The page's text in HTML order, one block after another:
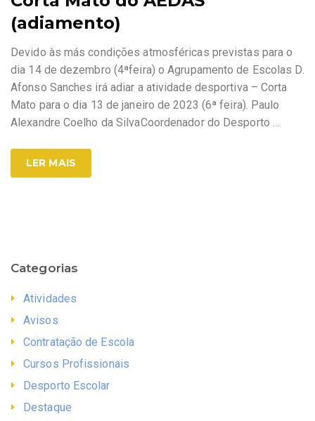
(adiamento)
Devido às más condições atmosféricas previstas para o
dia 14 de dezembro (4ªfeira) o Agrupamento de Escolas D.
Afonso Sanches irá adiar a atividade desportiva – Corta
Mato para o dia 13 de janeiro de 2023 (6ª feira). Paulo
Alexandre Coelho da SilvaCoordenador do Desporto …
LER MAIS
Categorias
Atividades
Avisos
Contratação de Escola
Cursos Profissionais
Desporto Escolar
Destaque